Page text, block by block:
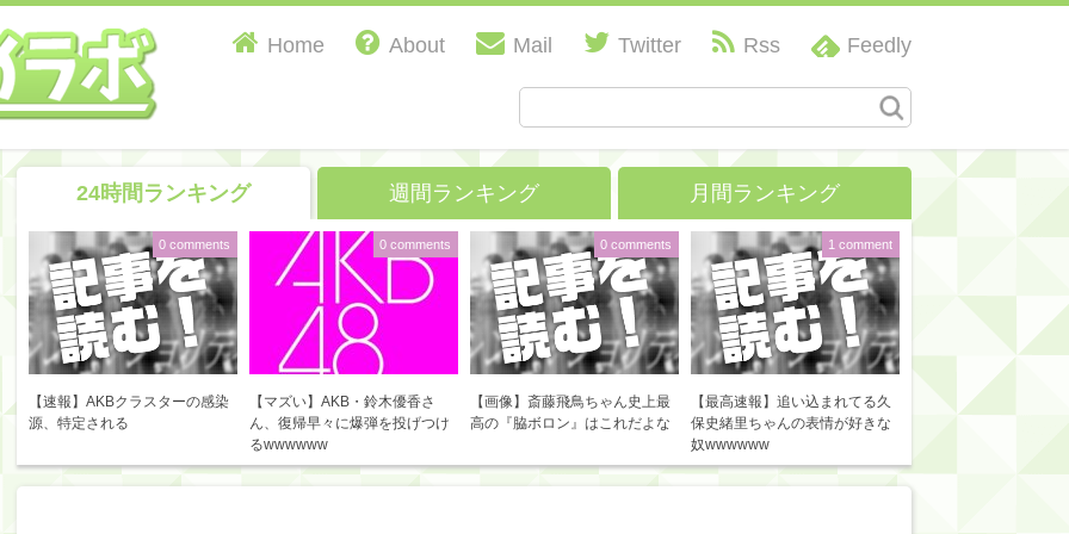
Home About Mail Twitter Rss Feedly
24時間ランキング 週間ランキング 月間ランキング
【速報】AKBクラスターの感染
源、特定される
0 comments
【マズい】AKB・鈴木優香さ
ん、復帰早々に爆弾を投げつけ
るwwwwww
0 comments
【画像】斎藤飛鳥ちゃん史上最
高の『脇ボロン』はこれだよな
0 comments
【最高速報】追い込まれてる久
保史緒里ちゃんの表情が好きな
奴wwwwww
1 comment